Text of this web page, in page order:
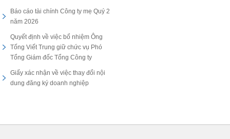
Báo cáo tài chính Công ty mẹ Quý 2
năm 2026
Quyết định về việc bổ nhiệm Ông
Tống Viết Trung giữ chức vụ Phó
Tổng Giám đốc Tổng Công ty
Giấy xác nhận về việc thay đổi nội
dung đăng ký doanh nghiệp